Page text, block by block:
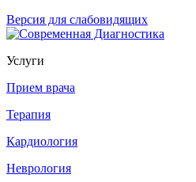
Версия для слабовидящих
Услуги
Прием врача
Терапия
Кардиология
Неврология